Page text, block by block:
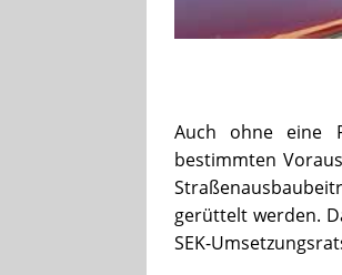
Auch ohne eine
bestimmten
gerüttelt werden.
SEK-